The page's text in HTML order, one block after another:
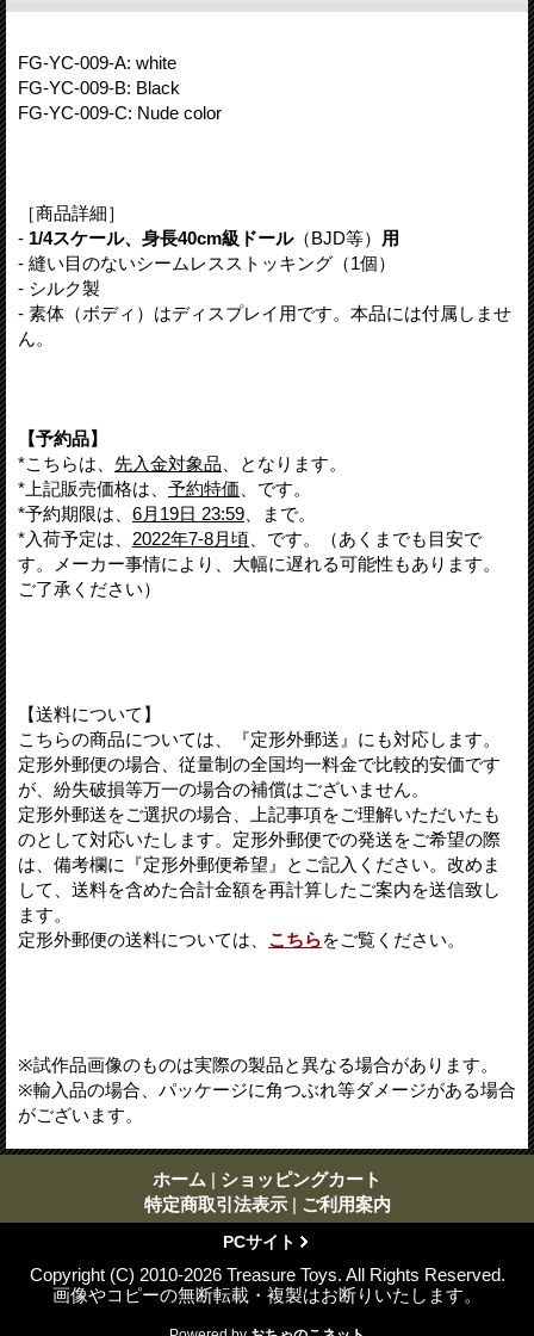
FG-YC-009-A: white
FG-YC-009-B: Black
FG-YC-009-C: Nude color
［商品詳細］
- 1/4スケール、身長40cm級ドール（BJD等）
用
- 縫い目のないシームレスストッキング（1個）
- シルク製
- 素体（ボディ）はディスプレイ用です。本品には付属しませ
ん。
【予約品】
*こちらは、 先入金対象品 、となります。
*上記販売価格は、 予約特価 、です。
*予約期限は、 6月19日 23:59 、まで。
*入荷予定は、 2022年7-8月頃 、です。（あくまでも目安で
す。メーカー事情により、大幅に遅れる可能性もあります。
ご了承ください）
【送料について】
こちらの商品については、『定形外郵送』にも対応します。
定形外郵便の場合、従量制の全国均一料金で比較的安価です
が、紛失破損等万一の場合の補償はございません。
定形外郵送をご選択の場合、上記事項をご理解いただいたも
のとして対応いたします。定形外郵便での発送をご希望の際
は、備考欄に『定形外郵便希望』とご記入ください。改めま
して、送料を含めた合計金額を再計算したご案内を送信致し
ます。
定形外郵便の送料については、 こちらをご覧ください。
※試作品画像のものは実際の製品と異なる場合があります。
※輸入品の場合、パッケージに角つぶれ等ダメージがある場合
がございます。
ホーム | ショッピングカート
特定商取引法表示 | ご利用案内
PCサイト
Copyright (C) 2010-2026 Treasure Toys. All Rights Reserved.
画像やコピーの無断転載・複製はお断りいたします。